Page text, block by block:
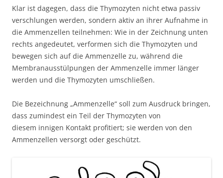
Klar ist dagegen, dass die Thymozyten nicht etwa passiv
verschlungen werden, sondern aktiv an ihrer Aufnahme in
die Ammenzellen teilnehmen: Wie in der Zeichnung unten
rechts angedeutet, verformen sich die Thymozyten und
bewegen sich auf die Ammenzelle zu, während die
Membranausstülpungen der Ammenzelle immer länger
werden und die Thymozyten umschließen.
Die Bezeichnung „Ammenzelle“ soll zum Ausdruck bringen,
dass zumindest ein Teil der Thymozyten von
diesem innigen Kontakt profitiert; sie werden von den
Ammenzellen versorgt oder geschützt.